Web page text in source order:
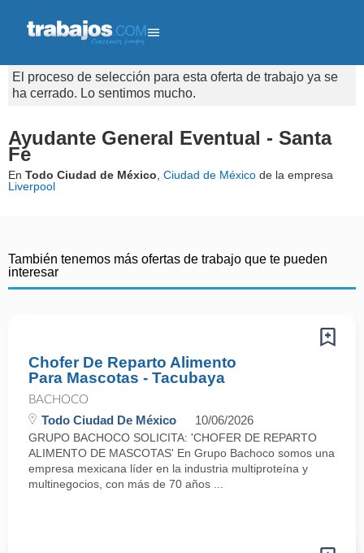
El proceso de selección para esta oferta de trabajo ya se
ha cerrado. Lo sentimos mucho.
Ayudante General Eventual - Santa
Fe
En Todo Ciudad de México Ciudad de México de la empresa
Liverpool
También tenemos más ofertas de trabajo que te pueden
interesar
Chofer De Reparto Alimento
Para Mascotas - Tacubaya
BACHOCO
Todo Ciudad De México 10/06/2026
GRUPO BACHOCO SOLICITA: 'CHOFER DE REPARTO
ALIMENTO DE MASCOTAS' En Grupo Bachoco somos una
empresa mexicana líder en la industria multiproteína y
multinegocios, con más de 70 años ...